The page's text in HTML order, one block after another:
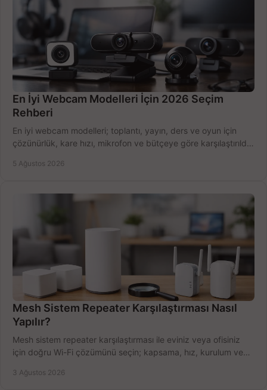
En İyi Webcam Modelleri İçin 2026 Seçim
Rehberi
En iyi webcam modelleri; toplantı, yayın, ders ve oyun için
çözünürlük, kare hızı, mikrofon ve bütçeye göre karşılaştırıldı.
5 Ağustos 2026
Mesh Sistem Repeater Karşılaştırması Nasıl
Yapılır?
Mesh sistem repeater karşılaştırması ile eviniz veya ofisiniz
için doğru Wi-Fi çözümünü seçin; kapsama, hız, kurulum ve
3 Ağustos 2026